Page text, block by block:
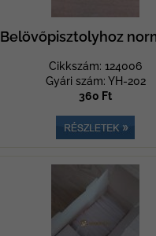
Belövőpisztolyhoz
Cikkszám: 124006
Gyári szám: YH-202
360 Ft